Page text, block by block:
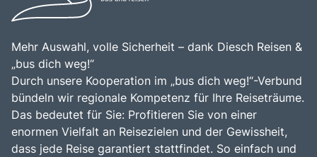
Mehr Auswahl, volle Sicherheit – dank Diesch Reisen &
„bus dich weg!“
Durch unsere Kooperation im „bus dich weg!“-Verbund
bündeln wir regionale Kompetenz für Ihre Reiseträume.
Das bedeutet für Sie: Profitieren Sie von einer
enormen Vielfalt an Reisezielen und der Gewissheit,
dass jede Reise garantiert stattfindet. So einfach und